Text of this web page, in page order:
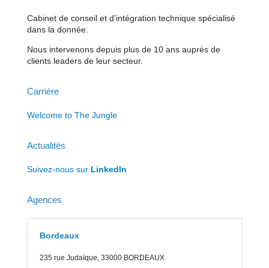
Cabinet de conseil et d’intégration technique spécialisé
dans la donnée.
Nous intervenons depuis plus de 10 ans auprès de
clients leaders de leur secteur.
Carrière
Welcome to The Jungle
Actualités
Suivez-nous sur LinkedIn
Agences
Bordeaux
235 rue Judaïque, 33000 BORDEAUX